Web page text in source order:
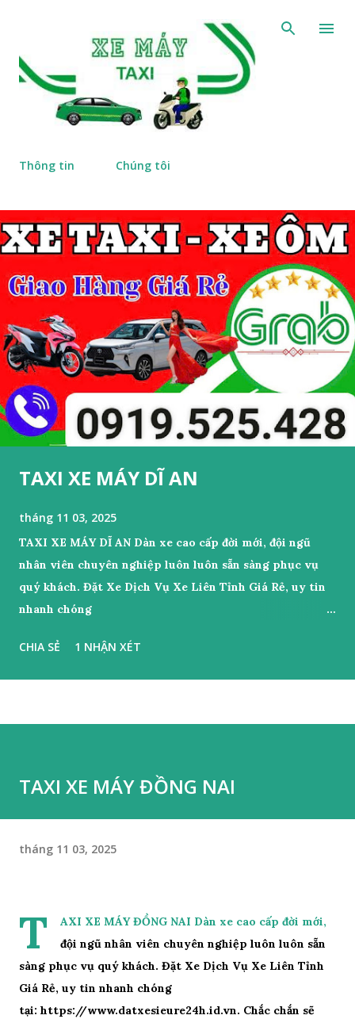
Chuyển đến nội dung chính
Thông tin Chúng tôi
TAXI XE MÁY DĨ AN
tháng 11 03, 2025
TAXI XE MÁY DĨ AN Dàn xe cao cấp đời mới, đội ngũ
nhân viên chuyên nghiệp luôn luôn sẵn sàng phục vụ
quý khách. Đặt Xe Dịch Vụ Xe Liên Tỉnh Giá Rẻ, uy tin
nhanh chóng
làm hài lòng quý khách. Quý khách có nhu cầu vui lòng
HẠNH PHỤC VỤ KHÁCH HÀNG 💯 🏘 Nhóm Chúng Tôi
Dịch Vụ Hỗ Trợ Tư Vấn Giá Cả Phù Hợp Tất Cả Tuyến
DƯƠNG ↔️ ĐỒNG NAI ↔️ TPHCM..V.V.V…. ✏️ QÚY KHÁCH
LƯU Ý ĐẦU TIÊN HÃY KẾT BẠN ZALO GỬI VỊ TRÍ ĐÓN
KHÁCH + VỊ TRÍ CẦN ĐẾN + SỐ ĐIỆN THOẠI ➡️ SẼ CÓ
TÀI XẾ GẦN QUÝ ...
CHIA SẺ 1 NHẬN XÉT
TAXI XE MÁY ĐỒNG NAI
tháng 11 03, 2025
T
AXI XE MÁY ĐỒNG NAI Dàn xe cao cấp đời mới,
đội ngũ nhân viên chuyên nghiệp luôn luôn sẵn
sàng phục vụ quý khách. Đặt Xe Dịch Vụ Xe Liên Tỉnh
Giá Rẻ, uy tin nhanh chóng
tại: https://www.datxesieure24h.id.vn. Chắc chắn sẽ